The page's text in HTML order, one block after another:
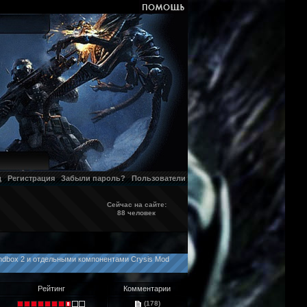
Регистрация Забыли пароль? Пользователи
Сейчас на сайте:
88 человек
2 и отдельными компонентами Crysis Mod
Рейтинг Комментарии
(178)